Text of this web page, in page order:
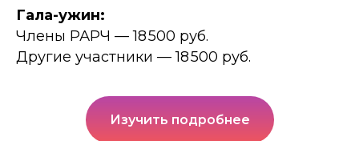
Гала-ужин:
Члены РАРЧ — 18 500 руб.
Другие участники — 18 500 руб.
Изучить подробнее